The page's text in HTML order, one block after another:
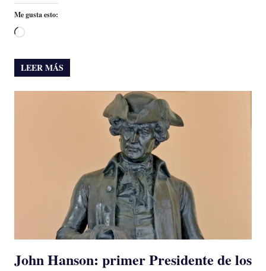
Me gusta esto:
Cargando...
LEER MÁS
John Hanson: primer Presidente de los